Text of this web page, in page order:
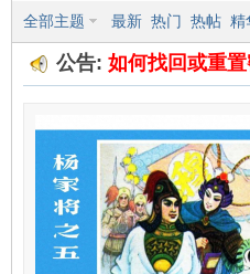
全部主题 最新 热门 热帖 精
公告: 如何找回或重置